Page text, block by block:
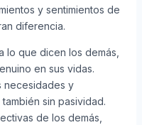
y sentimientos de
diferencia.
lo que dicen los demás,
en sus vidas.
necesidades y
sin pasividad.
de los demás,